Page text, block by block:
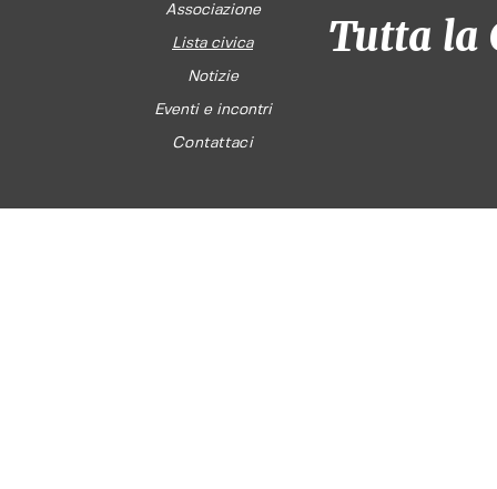
Associazione
Lista civica
Notizie
Eventi e incontri
Contattaci
Tutta la